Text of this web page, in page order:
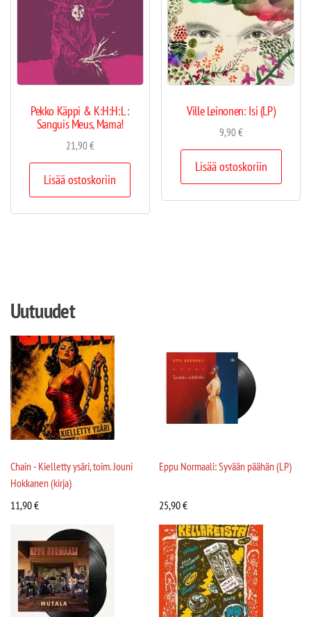
Pekko Käppi & K:H:H:L :
Sanguis Meus, Mama!
21,90€
Lisää ostoskoriin
Ville Leinonen: Isi (LP)
9,90€
Lisää ostoskoriin
Uutuudet
Chain - Kielletty ysäri, toim. Jouni
Hokkanen (kirja)
11,90€
Eppu Normaali: Syvään päähän (LP)
25,90€